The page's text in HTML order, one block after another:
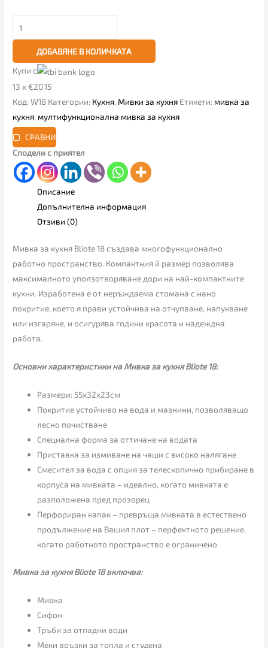
ДОБАВЯНЕ В КОЛИЧКАТА
Купи с
13 x €20.15
Код:W18 Категории: Кухня, Мивки за кухня Етикети: мивка за
кухня, мултифункционална мивка за кухня
СРАВНИ
Сподели с приятел
Описание
Допълнителна информация
Отзиви (0)
Мивка за кухня Bliote 18 създава многофункционално
работно пространство. Компактния й размер позволява
максималното уползотворяване дори на най-компактните
кухни. Изработена е от неръждаема стомана с нано
покритие, което я прави устойчива на отчупване, напукване
или изгаряне, и осигурява години красота и надеждна
работа.
Основни характеристики на Мивка за кухня Bliote 18:
Размери: 55х32х23см
Покритие устойчиво на вода и мазнини, позволяващо
лесно почистване
Специална форма за оттичане на водата
Приставка за измиване на чаши с високо налягане
Смесител за вода с опция за телескопично прибиране в
корпуса на мивката – идеално, когато мивката е
разположена пред прозорец
Перфориран капак – превръща мивката в естествено
продължение на Вашия плот – перфектното решение,
когато работното пространство е ограничено
Мивка за кухня Bliote 18 включва:
Мивка
Сифон
Тръби за отпадни води
Меки връзки за топла и студена